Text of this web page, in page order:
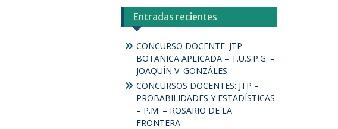
Entradas recientes
CONCURSO DOCENTE: JTP –
BOTANICA APLICADA – T.U.S.P.G. –
JOAQUÍN V. GONZÁLES
CONCURSOS DOCENTES: JTP –
PROBABILIDADES Y ESTADÍSTICAS
– P.M. – ROSARIO DE LA
FRONTERA